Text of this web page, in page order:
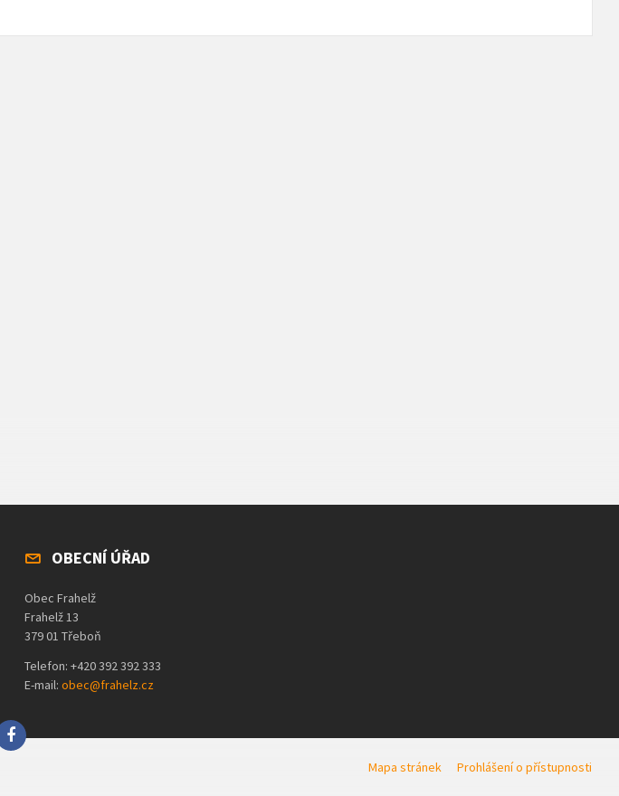
OBECNÍ ÚŘAD
Obec Frahelž
Frahelž 13
379 01 Třeboň
Telefon: +420 392 392 333
E-mail: obec@frahelz.cz
Mapa stránek Prohlášení o přístupnosti